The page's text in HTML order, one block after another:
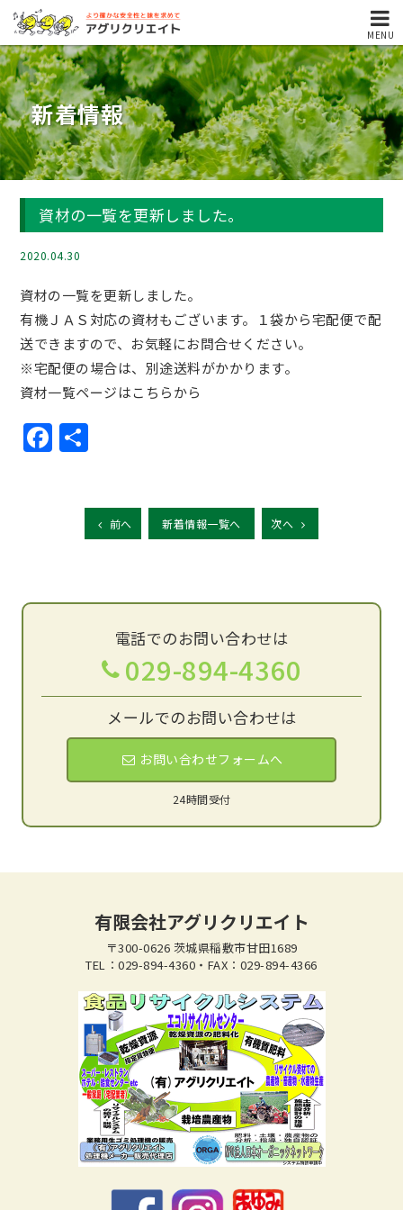
MENU
新着情報
資材の一覧を更新しました。
2020.04.30
資材の一覧を更新しました。
有機ＪＡＳ対応の資材もございます。１袋から宅配便で配
送できますので、お気軽にお問合せください。
※宅配便の場合は、別途送料がかかります。
資材一覧ページはこちらから
Facebook
前へ 新着情報一覧へ 次へ
電話でのお問い合わせは
029-894-4360
メールでのお問い合わせは
お問い合わせフォームへ
24時間受付
有限会社アグリクリエイト
〒300-0626 茨城県稲敷市甘田1689
TEL：029-894-4360・FAX：029-894-4366